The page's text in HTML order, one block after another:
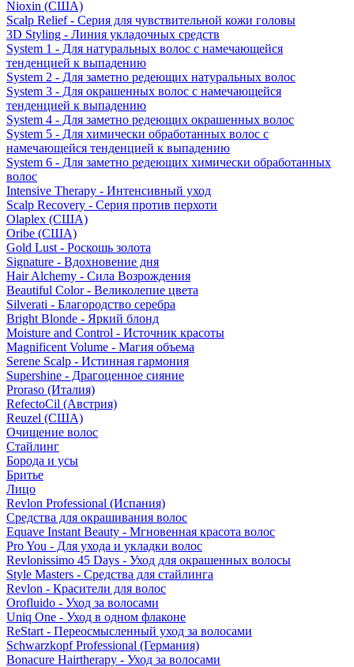
Nioxin (США)
Scalp Relief - Серия для чувствительной кожи головы
3D Styling - Линия укладочных средств
System 1 - Для натуральных волос с намечающейся
тенденцией к выпадению
System 2 - Для заметно редеющих натуральных волос
System 3 - Для окрашенных волос с намечающейся
тенденцией к выпадению
System 4 - Для заметно редеющих окрашенных волос
System 5 - Для химически обработанных волос с
намечающейся тенденцией к выпадению
System 6 - Для заметно редеющих химически обработанных
волос
Intensive Therapy - Интенсивный уход
Scalp Recovery - Серия против перхоти
Olaplex (США)
Oribe (США)
Gold Lust - Роскошь золота
Signature - Вдохновение дня
Hair Alchemy - Сила Возрождения
Beautiful Color - Великолепие цвета
Silverati - Благородство серебра
Bright Blonde - Яркий блонд
Moisture and Control - Источник красоты
Magnificent Volume - Магия объема
Serene Scalp - Истинная гармония
Supershine - Драгоценное сияние
Proraso (Италия)
RefectoCil (Австрия)
Reuzel (США)
Очищение волос
Стайлинг
Борода и усы
Бритье
Лицо
Revlon Professional (Испания)
Средства для окрашивания волос
Equave Instant Beauty - Мгновенная красота волос
Pro You - Для ухода и укладки волос
Revlonissimo 45 Days - Уход для окрашенных волосы
Style Masters - Средства для стайлинга
Revlon - Красители для волос
Orofluido - Уход за волосами
Uniq One - Уход в одном флаконе
ReStart - Переосмысленный уход за волосами
Schwarzkopf Professional (Германия)
Bonacure Hairtherapy - Уход за волосами